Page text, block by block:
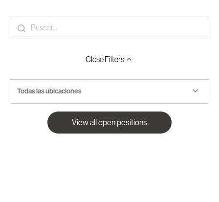
CloseFilters
Todas las ubicaciones
View all open positions